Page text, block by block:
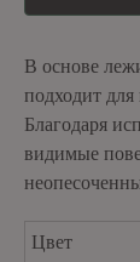
В основе
подходит
Благодаря
видимые
Цвет